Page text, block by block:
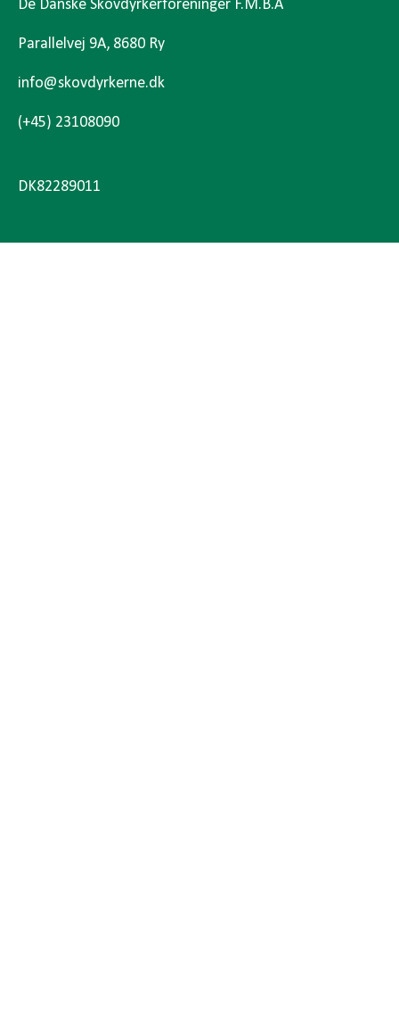
De Danske Skovdyrkerforeninger F.M.B.A
Parallelvej 9A, 8680 Ry
info@skovdyrkerne.dk
(+45) 23108090
DK82289011